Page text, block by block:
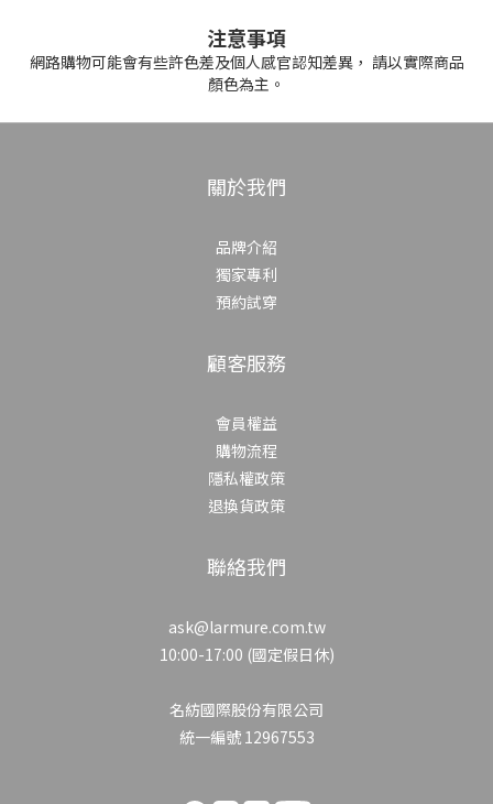
注意事項
網路購物可能會有些許色差及個人感官認知差異， 請以實際商品
顏色為主。
關於我們
品牌介紹
獨家專利
預約試穿
顧客服務
會員權益
購物流程
隱私權政策
退換貨政策
聯絡我們
ask@larmure.com.tw
10:00-17:00 (國定假日休)
名紡國際股份有限公司
統一編號 12967553